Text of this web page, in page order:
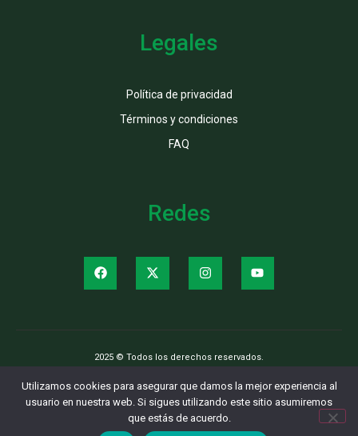
Legales
Política de privacidad
Términos y condiciones
FAQ
Redes
2025 © Todos los derechos reservados.
Utilizamos cookies para asegurar que damos la mejor experiencia al
usuario en nuestra web. Si sigues utilizando este sitio asumiremos
que estás de acuerdo.